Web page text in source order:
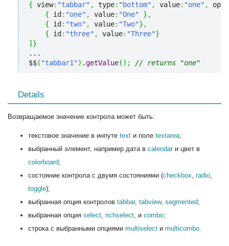
{ view: "tabbar" , type: "bottom" , value: "one" ,
{ id : "one" , value: "One" } ,
{ id : "two" , value: "Two"} ,
{ id : "three" , value: "Three"}
] }
...
$$( "tabbar1") .getValue( ) ; // returns "one"
Details
Возвращаемое значение контрола может быть:
текстовое значение в инпуте text и поле textarea;
выбранный элемент, например дата в calendarи цвет в
colorboard;
состояние контрола с двумя состояниями (checkbox, radio,
toggle);
выбранная опция контролов tabbar, tabview, segmented;
выбранная опция select, richselect, и combo;
строка с выбранными опциями multiselect и multicombo.